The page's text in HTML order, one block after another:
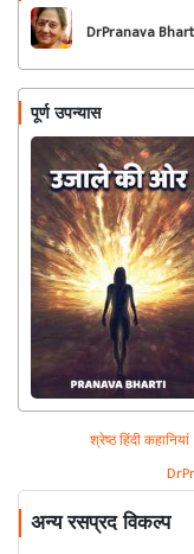
DrPranava
पूर्ण उपन्यास
श्रेष्ठ हिंदी कहानियां
अन्य रसप्रद विकल्प